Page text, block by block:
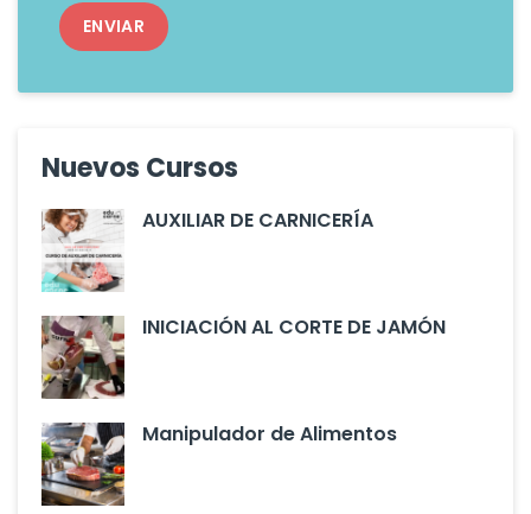
Nuevos Cursos
AUXILIAR DE CARNICERÍA
INICIACIÓN AL CORTE DE JAMÓN
Manipulador de Alimentos